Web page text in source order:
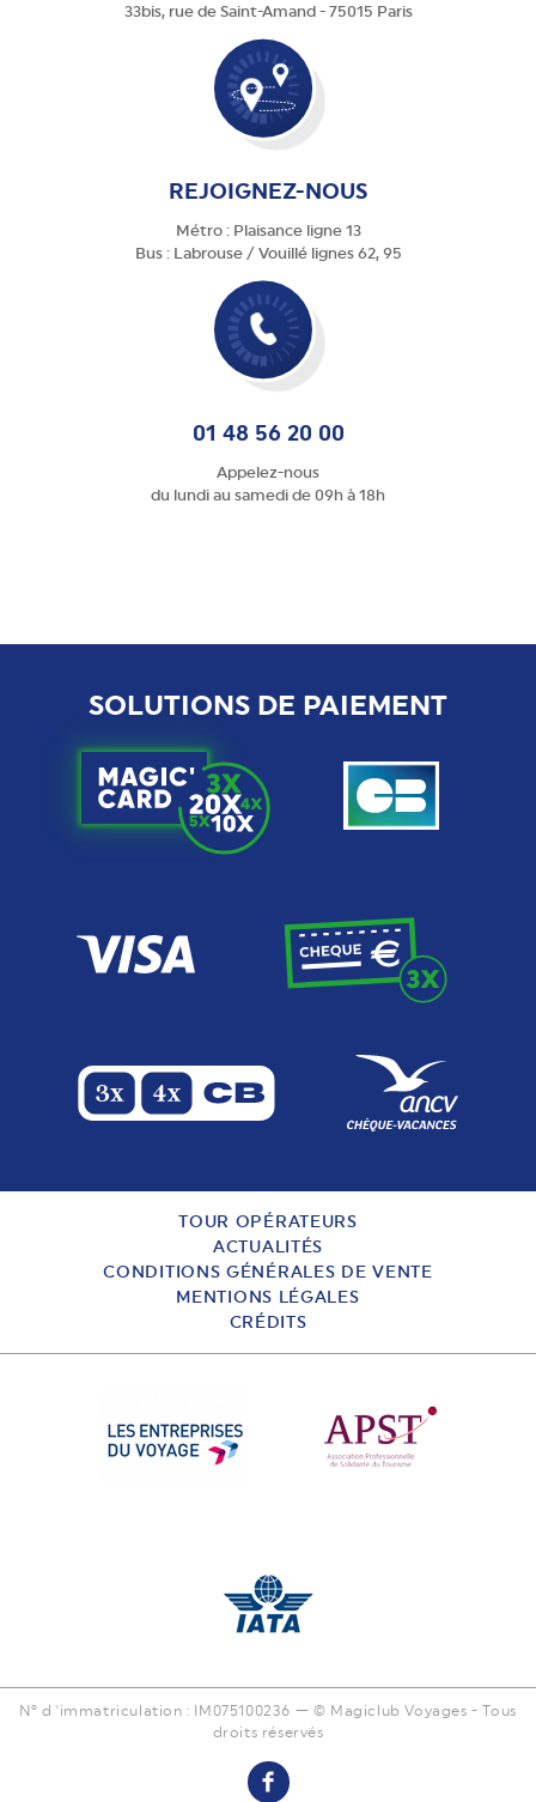
33bis, rue de Saint-Amand - 75015 Paris
REJOIGNEZ-NOUS
Métro : Plaisance ligne 13
Bus : Labrouse / Vouillé lignes 62, 95
01 48 56 20 00
Appelez-nous
du lundi au samedi de 09h à 18h
SOLUTIONS DE PAIEMENT
TOUR OPÉRATEURS
ACTUALITÉS
CONDITIONS GÉNÉRALES DE VENTE
MENTIONS LÉGALES
CRÉDITS
N° d 'immatriculation : IM075100236 — © Magiclub Voyages - Tous
droits réservés